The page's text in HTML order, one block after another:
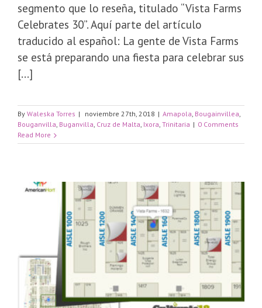
segmento que lo reseña, titulado “Vista Farms
Celebrates 30”. Aquí parte del artículo
traducido al español: La gente de Vista Farms
se está preparando una fiesta para celebrar sus
[...]
By Waleska Torres | noviembre 27th, 2018 | Amapola, Bougainvillea,
Bouganvilla, Buganvilla, Cruz de Malta, Ixora, Trinitaria | 0 Comments
Read More